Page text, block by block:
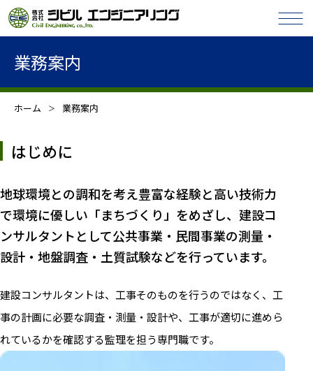
業務案内
ホーム 業務案内
はじめに
地球環境との調和を考え豊富な経験と高い技術力
で環境に優しい「まちづくり」をめざし、建設コ
ンサルタントとして公共事業・民間事業の測量・
設計・地盤調査・土質試験などを行っています。
建設コンサルタントは、工事そのものを行うのではなく、工
事の計画に必要な調査・測量・設計や、工事が適切に進めら
れているかを確認する監理を担う専門職です。